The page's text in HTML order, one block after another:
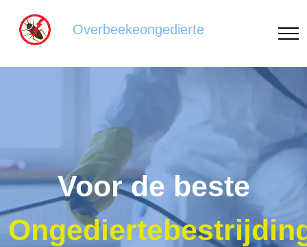
Overbeekeongedierte
Voor de beste